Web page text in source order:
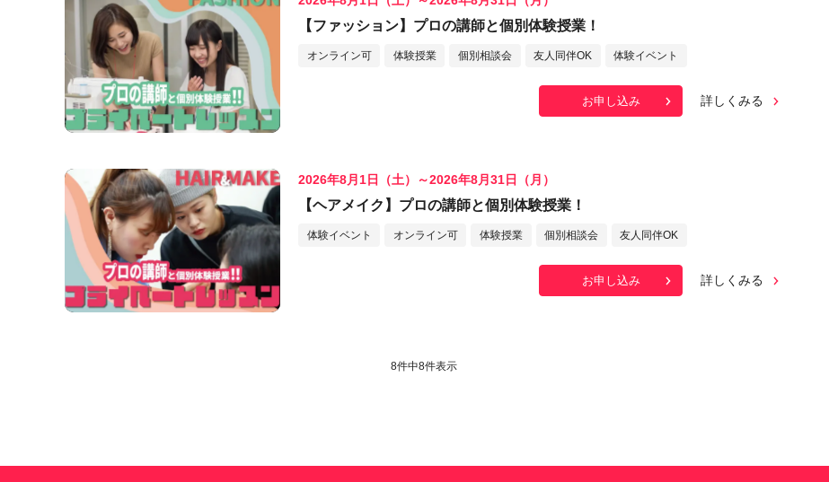
【ファッション】プロの講師と個別体験授業！
オンライン可 体験授業 個別相談会 友人同伴OK 体験イベント
お申し込み 詳しくみる
2026年8月1日（土）～2026年8月31日（月）
【ヘアメイク】プロの講師と個別体験授業！
体験イベント オンライン可 体験授業 個別相談会 友人同伴OK
お申し込み 詳しくみる
8件中8件表示